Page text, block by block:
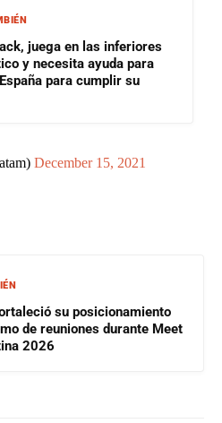
juega en las inferiores
y necesita ayuda para
para cumplir su
December 15, 2021
su posicionamiento
de reuniones durante Meet
2026